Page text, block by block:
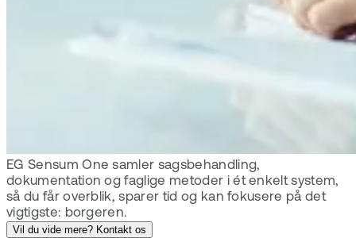
EG Sensum One samler sagsbehandling,
dokumentation og faglige metoder i ét enkelt system,
så du får overblik, sparer tid og kan fokusere på det
vigtigste: borgeren.
Vil du vide mere? Kontakt os